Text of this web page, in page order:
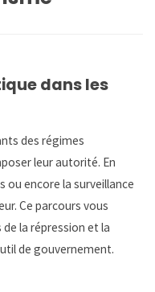
dans les
des régimes
leur autorité. En
ou encore la surveillance
Ce parcours vous
la répression et la
de gouvernement.